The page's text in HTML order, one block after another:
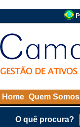
Home Quem Somos
O quê procura?